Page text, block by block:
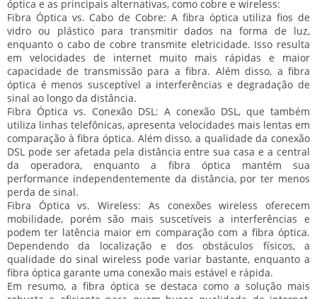
óptica e as principais alternativas, como cobre e wireless:
Fibra Óptica vs. Cabo de Cobre: A fibra óptica utiliza fios de
vidro ou plástico para transmitir dados na forma de luz,
enquanto o cabo de cobre transmite eletricidade. Isso resulta
em velocidades de internet muito mais rápidas e maior
capacidade de transmissão para a fibra. Além disso, a fibra
óptica é menos susceptível a interferências e degradação de
sinal ao longo da distância.
Fibra Óptica vs. Conexão DSL: A conexão DSL, que também
utiliza linhas telefônicas, apresenta velocidades mais lentas em
comparação à fibra óptica. Além disso, a qualidade da conexão
DSL pode ser afetada pela distância entre sua casa e a central
da operadora, enquanto a fibra óptica mantém sua
performance independentemente da distância, por ter menos
perda de sinal.
Fibra Óptica vs. Wireless: As conexões wireless oferecem
mobilidade, porém são mais suscetíveis a interferências e
podem ter latência maior em comparação com a fibra óptica.
Dependendo da localização e dos obstáculos físicos, a
qualidade do sinal wireless pode variar bastante, enquanto a
fibra óptica garante uma conexão mais estável e rápida.
Em resumo, a fibra óptica se destaca como a solução mais